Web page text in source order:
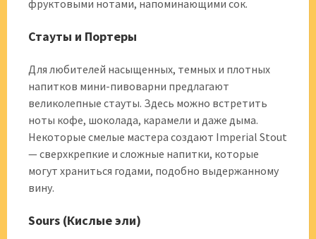
фруктовыми нотами, напоминающими сок.
Стауты и Портеры
Для любителей насыщенных, темных и плотных
напитков мини-пивоварни предлагают
великолепные стауты. Здесь можно встретить
ноты кофе, шоколада, карамели и даже дыма.
Некоторые смелые мастера создают Imperial Stout
— сверхкрепкие и сложные напитки, которые
могут храниться годами, подобно выдержанному
вину.
Sours (Кислые эли)